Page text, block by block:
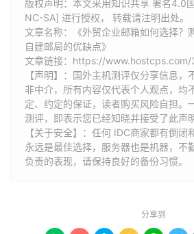
版权声明：本文采用知识共享 署名4.0
NC-SA] 进行授权， 转载请注明出处。
文章名称：《外贸企业邮箱如何选择？
自建邮局的优缺点》
文章链接： https://
【声明】：国外主机测评仅分享信息，
非中介，所有内容仅代表个人观点，均
定、约定的保证，读者购买风险自担。
测评，即表示您已经知晓并接受了此声
【关于安全】：任何 IDC商家都有倒闭
永远是最佳选择，服务器也是机器，不
负责的表现，请保持良好的备份习惯。
分享到